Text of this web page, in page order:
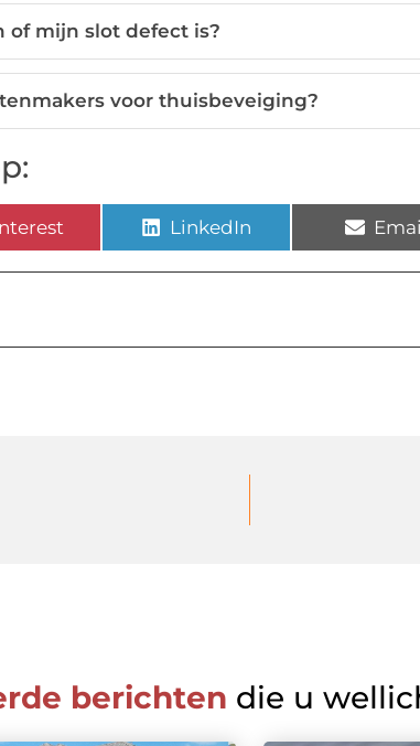
of mijn slot defect is?
voor thuisbeveiging?
LinkedIn
berichten die u